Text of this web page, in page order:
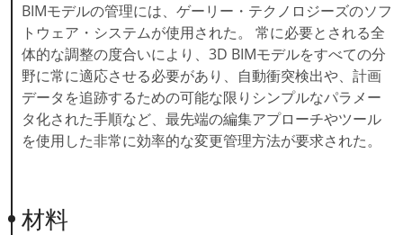
BIMモデルの管理には、ゲーリー・テクノロジーズのソフ
トウェア・システムが使用された。 常に必要とされる全
体的な調整の度合いにより、3D BIMモデルをすべての分
野に常に適応させる必要があり、自動衝突検出や、計画
データを追跡するための可能な限りシンプルなパラメー
タ化された手順など、最先端の編集アプローチやツール
を使用した非常に効率的な変更管理方法が要求された。
材料